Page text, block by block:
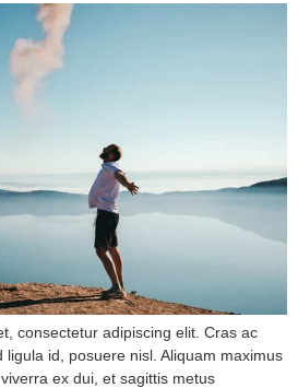
consectetur adipiscing elit. Cras ac
ligula id, posuere nisl. Aliquam maximus
ex dui, et sagittis metus